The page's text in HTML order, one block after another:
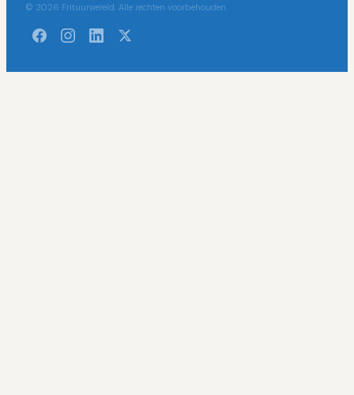
© 2026 Frituurwereld. Alle rechten voorbehouden.